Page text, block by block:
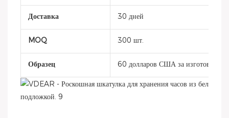
Доставка 30 дней
MOQ 300 шт.
Образец 60 долларов США за изготовление